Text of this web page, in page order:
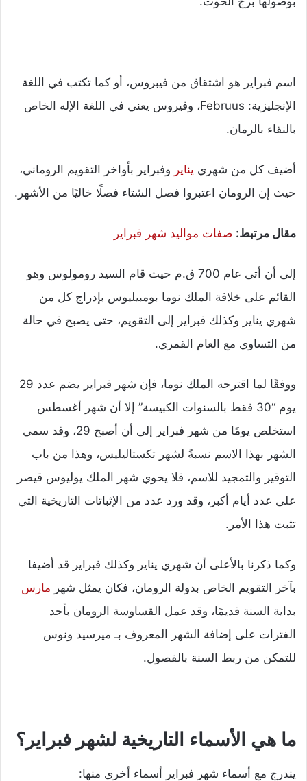
اسم فبراير هو اشتقاق من فيبروس، أو كما تكتب في اللغة
الإنجليزية: Februus، وفيروس يعني في اللغة الإله الخاص
بالنقاء بالرمان.
أضيف كل من شهري يناير وفبراير بأواخر التقويم الروماني،
حيث إن الرومان اعتبروا فصل الشتاء فصلًا خاليًا من الأشهر.
مقال مرتبط: صفات مواليد شهر فبراير
إلى أن أتى عام 700 ق.م حيث قام السيد رومولوس وهو
القائم على خلافة الملك نوما بومبيليوس بإدراج كل من
شهري يناير وكذلك فبراير إلى التقويم، حتى يصبح في حالة
من التساوي مع العام القمري.
ووفقًا لما اقترحه الملك نوما، فإن شهر فبراير يضم عدد 29
يوم “30 فقط بالسنوات الكبيسة” إلا أن شهر أغسطس
استخلص يومًا من شهر فبراير إلى أن أصبح 29، وقد سمي
الشهر بهذا الاسم نسبةً لشهر تكستاليليس، وهذا من باب
التوقير والتمجيد للاسم، فلا يحوي شهر الملك يوليوس قيصر
على عدد أيام أكبر، وقد ورد عدد من الإثباتات التاريخية التي
تثبت هذا الأمر.
وكما ذكرنا بالأعلى أن شهري يناير وكذلك فبراير قد أضيفا
بآخر التقويم الخاص بدولة الرومان، فكان يمثل شهر مارس
بداية السنة قديمًا، وقد عمل القساوسة الرومان بأحد
الفترات على إضافة الشهر المعروف بـ ميرسيد ونوس
للتمكن من ربط السنة بالفصول.
ما هي الأسماء التاريخية لشهر فبراير؟
يندرج مع أسماء شهر فبراير أسماء أخرى منها: